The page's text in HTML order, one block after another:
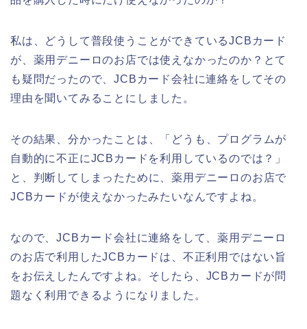
私は、どうして普段使うことができているJCBカード
が、薬用デニーロのお店では使えなかったのか？とて
も疑問だったので、JCBカード会社に連絡をしてその
理由を聞いてみることにしました。
その結果、分かったことは、「どうも、プログラムが
自動的に不正にJCBカードを利用しているのでは？」
と、判断してしまったために、薬用デニーロのお店で
JCBカードが使えなかったみたいなんですよね。
なので、JCBカード会社に連絡をして、薬用デニーロ
のお店で利用したJCBカードは、不正利用ではない旨
をお伝えしたんですよね。そしたら、JCBカードが問
題なく利用できるようになりました。